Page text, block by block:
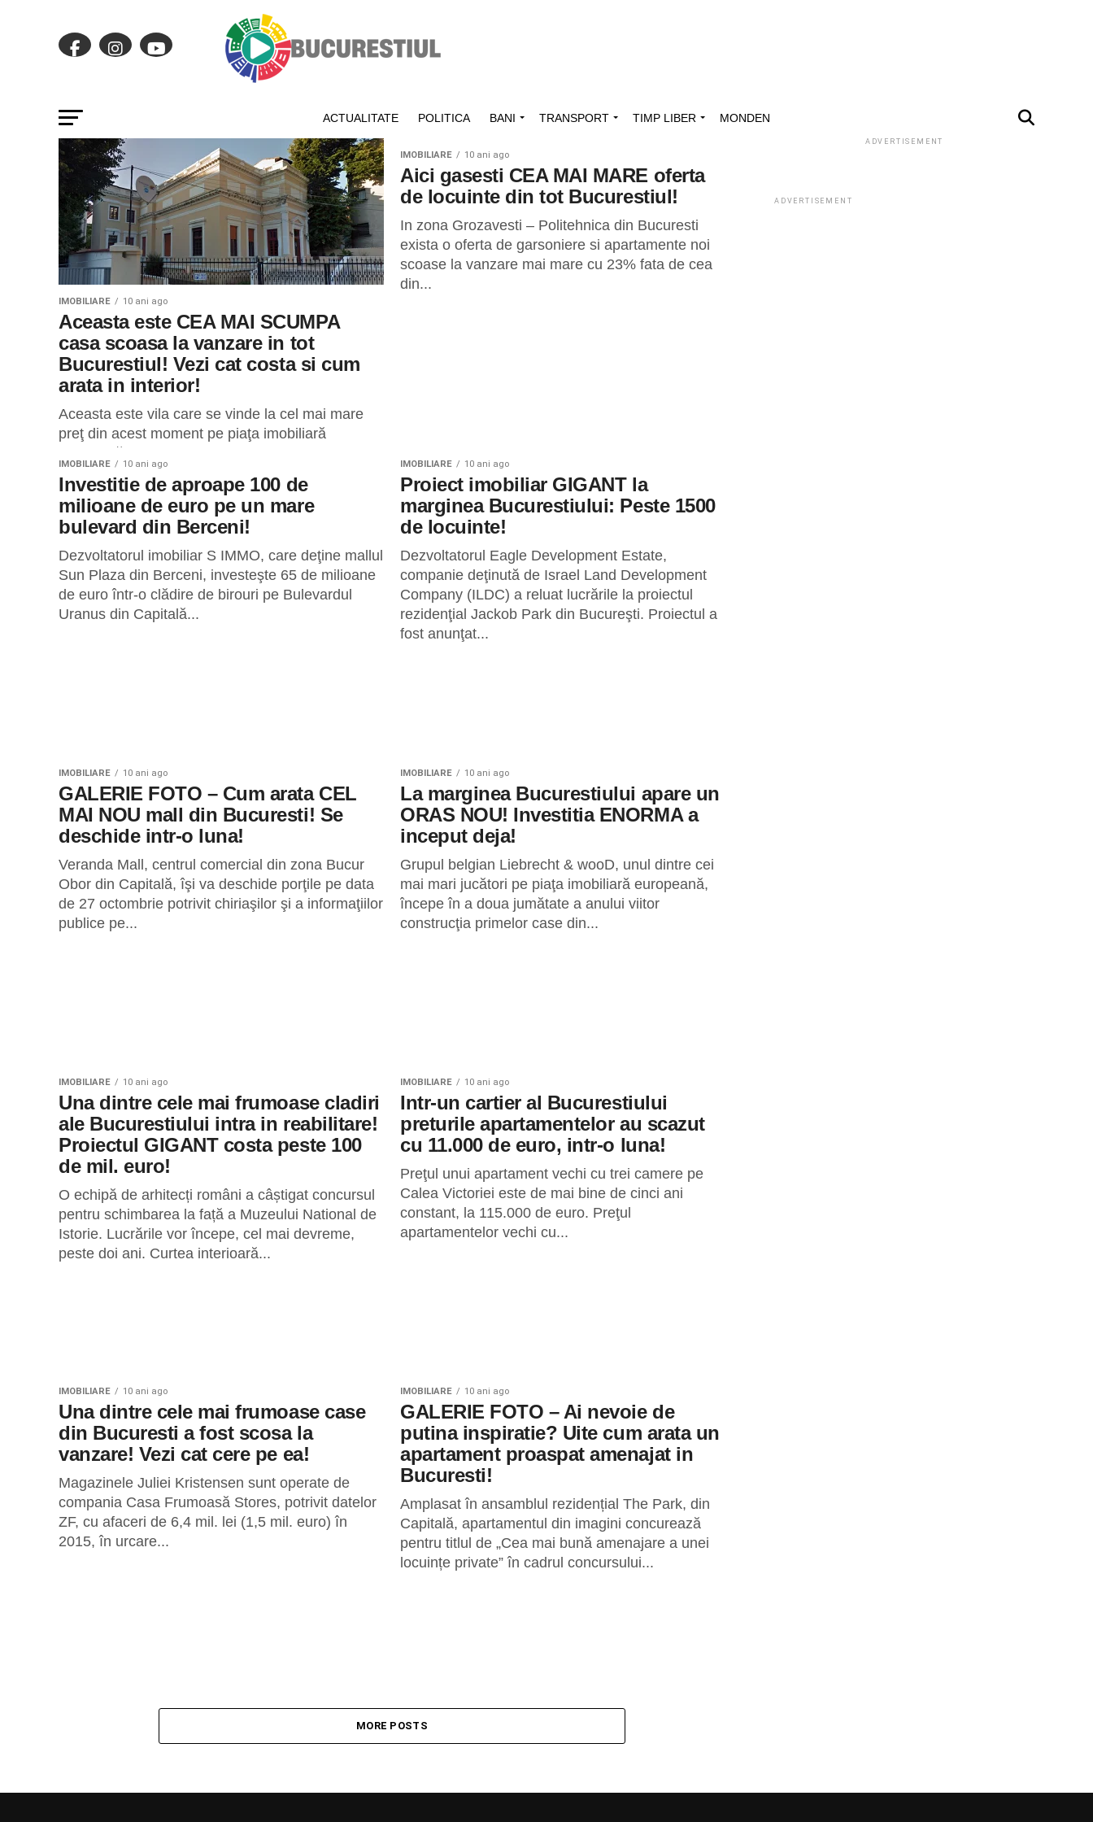
ACTUALITATE POLITICA BANI TRANSPORT TIMP LIBER MONDEN
IMOBILIARE 10 ani ago
Aceasta este CEA MAI SCUMPA
casa scoasa la vanzare in tot
Bucurestiul! Vezi cat costa si cum
arata in interior!
Aceasta este vila care se vinde la cel mai mare
preţ din acest moment pe piaţa imobiliară
IMOBILIARE 10 ani ago
Aici gasesti CEA MAI MARE oferta
de locuinte din tot Bucurestiul!
In zona Grozavesti – Politehnica din Bucuresti
exista o oferta de garsoniere si apartamente noi
scoase la vanzare mai mare cu 23% fata de cea
din...
IMOBILIARE 10 ani ago
Investitie de aproape 100 de
milioane de euro pe un mare
bulevard din Berceni!
Dezvoltatorul imobiliar S IMMO, care deţine mallul
Sun Plaza din Berceni, investeşte 65 de milioane
de euro într-o clădire de birouri pe Bulevardul
Uranus din Capitală...
IMOBILIARE 10 ani ago
Proiect imobiliar GIGANT la
marginea Bucurestiului: Peste 1500
de locuinte!
Dezvoltatorul Eagle Development Estate,
companie deţinută de Israel Land Development
Company (ILDC) a reluat lucrările la proiectul
rezidenţial Jackob Park din Bucureşti. Proiectul a
fost anunţat...
IMOBILIARE 10 ani ago
GALERIE FOTO – Cum arata CEL
MAI NOU mall din Bucuresti! Se
deschide intr-o luna!
Veranda Mall, centrul comercial din zona Bucur
Obor din Capitală, îşi va deschide porţile pe data
de 27 octombrie potrivit chiriaşilor şi a informaţiilor
publice pe...
IMOBILIARE 10 ani ago
La marginea Bucurestiului apare un
ORAS NOU! Investitia ENORMA a
inceput deja!
Grupul belgian Liebrecht & wooD, unul dintre cei
mai mari jucători pe piaţa imobiliară europeană,
începe în a doua jumătate a anului viitor
construcţia primelor case din...
IMOBILIARE 10 ani ago
Una dintre cele mai frumoase cladiri
ale Bucurestiului intra in reabilitare!
Proiectul GIGANT costa peste 100
de mil. euro!
O echipă de arhitecți români a câștigat concursul
pentru schimbarea la față a Muzeului National de
Istorie. Lucrările vor începe, cel mai devreme,
peste doi ani. Curtea interioară...
IMOBILIARE 10 ani ago
Intr-un cartier al Bucurestiului
preturile apartamentelor au scazut
cu 11.000 de euro, intr-o luna!
Preţul unui apartament vechi cu trei camere pe
Calea Victoriei este de mai bine de cinci ani
constant, la 115.000 de euro. Preţul
apartamentelor vechi cu...
IMOBILIARE 10 ani ago
Una dintre cele mai frumoase case
din Bucuresti a fost scosa la
vanzare! Vezi cat cere pe ea!
Magazinele Juliei Kristensen sunt operate de
compania Casa Frumoasă Stores, potrivit datelor
ZF, cu afaceri de 6,4 mil. lei (1,5 mil. euro) în
2015, în urcare...
IMOBILIARE 10 ani ago
GALERIE FOTO – Ai nevoie de
putina inspiratie? Uite cum arata un
apartament proaspat amenajat in
Bucuresti!
Amplasat în ansamblul rezidențial The Park, din
Capitală, apartamentul din imagini concurează
pentru titlul de „Cea mai bună amenajare a unei
locuințe private” în cadrul concursului...
MORE POSTS
ADVERTISEMENT
ADVERTISEMENT